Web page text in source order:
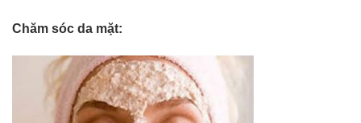
Chăm sóc da mặt: